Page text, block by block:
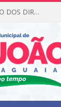
EDITAL DE CHAMADA PÚBLICA Nº 001/2026 CONSELHO DOS DIREITOS DA CRIANÇA E DO ADOLESCENTE